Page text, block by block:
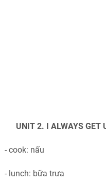
UNIT 2. I ALWAYS GET
- cook: nấu
- lunch: bữa trưa